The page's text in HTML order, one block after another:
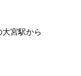
宮駅から